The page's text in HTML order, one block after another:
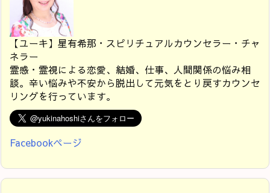
【ユーキ】星有希那・スピリチュアルカウンセラー・チャ
ネラー
霊感・霊視による恋愛、結婚、仕事、人間関係の悩み相
談。辛い悩みや不安から脱出して元気をとり戻すカウンセ
リングを行っています。
Facebookページ